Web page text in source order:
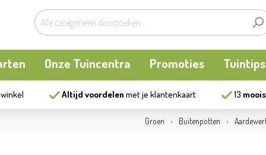
Onze Tuincentra Promoties Tuintips
Altijd voordelen met je klantenkaart 13
Groen Buitenpotten